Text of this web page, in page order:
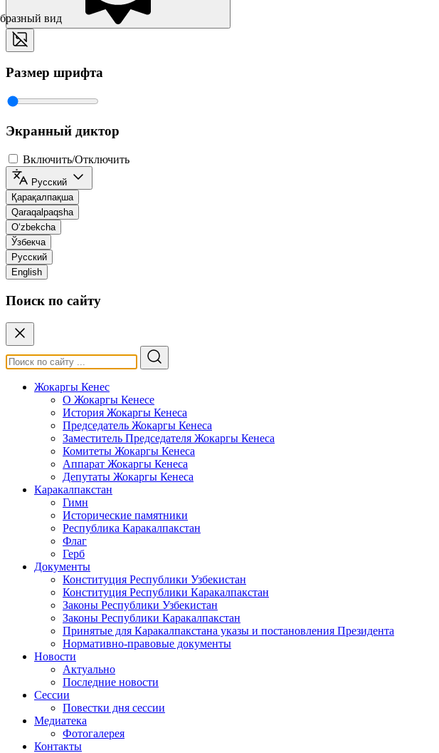
вид
Размер шрифта
Экранный диктор
Включить/Отключить
Русский
Қарақалпақша
Qaraqalpaqsha
O‘zbekcha
Ўзбекча
Русский
English
Поиск по сайту
Жокаргы Кенес
О Жокаргы Кенесе
История Жокаргы Кенеса
Председатель Жокаргы Кенеса
Заместитель Председателя Жокаргы Кенеса
Комитеты Жокаргы Кенеса
Аппарат Жокаргы Кенеса
Депутаты Жокаргы Кенеса
Каракалпакстан
Гимн
Исторические памятники
Республика Каракалпакстан
Флаг
Герб
Документы
Конституция Республики Узбекистан
Конституция Республики Каракалпакстан
Законы Республики Узбекистан
Законы Республики Каракалпакстан
Принятые для Каракалпакстана указы и постановления Президента
Нормативно-правовые документы
Новости
Актуально
Последние новости
Сессии
Повестки дня сессии
Медиатека
Фотогалерея
Контакты